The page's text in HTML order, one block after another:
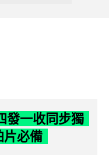
發一收同步獨
必備